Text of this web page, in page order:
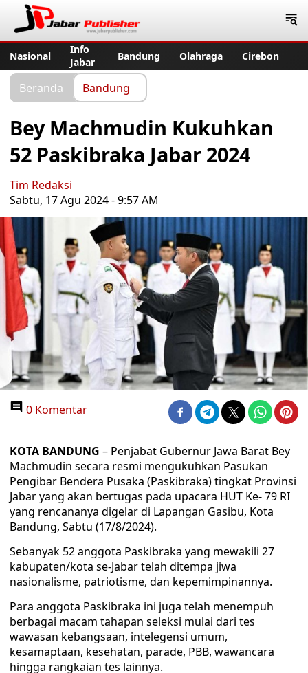
Nasional
Info
Jabar
Bandung Olahraga Cirebon
Beranda Bandung
Bey Machmudin Kukuhkan
52 Paskibraka Jabar 2024
Tim Redaksi
Sabtu, 17 Agu 2024 - 9:57 AM
0 Komentar
KOTA BANDUNG – Penjabat Gubernur Jawa Barat Bey
Machmudin secara resmi mengukuhkan Pasukan
Pengibar Bendera Pusaka (Paskibraka) tingkat Provinsi
Jabar yang akan bertugas pada upacara HUT Ke- 79 RI
yang rencananya digelar di Lapangan Gasibu, Kota
Bandung, Sabtu (17/8/2024).
Sebanyak 52 anggota Paskibraka yang mewakili 27
kabupaten/kota se-Jabar telah ditempa jiwa
nasionalisme, patriotisme, dan kepemimpinannya.
Para anggota Paskibraka ini juga telah menempuh
berbagai macam tahapan seleksi mulai dari tes
wawasan kebangsaan, intelegensi umum,
kesamaptaan, kesehatan, parade, PBB, wawancara
hingga rangkaian tes lainnya.